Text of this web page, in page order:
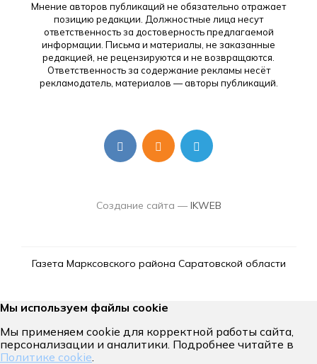
Мнение авторов публикаций не обязательно отражает
позицию редакции. Должностные лица несут
ответственность за достоверность предлагаемой
информации. Письма и материалы, не заказанные
редакцией, не рецензируются и не возвращаются.
Ответственность за содержание рекламы несёт
рекламодатель, материалов — авторы публикаций.
Создание сайта — IKWEB
Газета Марксовского района Саратовской области
Мы используем файлы cookie
Мы применяем cookie для корректной работы сайта,
персонализации и аналитики. Подробнее читайте в
Политике cookie.